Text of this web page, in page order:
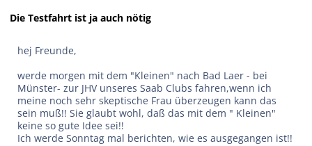
Die Testfahrt ist ja auch nötig
hej Freunde,
werde morgen mit dem "Kleinen" nach Bad Laer - bei
Münster- zur JHV unseres Saab Clubs fahren,wenn ich
meine noch sehr skeptische Frau überzeugen kann das
sein muß!! Sie glaubt wohl, daß das mit dem " Kleinen"
keine so gute Idee sei!!
Ich werde Sonntag mal berichten, wie es ausgegangen ist!!